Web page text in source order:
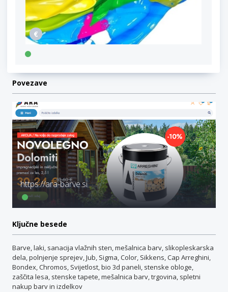
Povezave
https://ara-barve.si
Ključne besede
Barve, laki, sanacija vlažnih sten, mešalnica barv, slikopleskarska
dela, polnjenje sprejev, Jub, Sigma, Color, Sikkens, Cap Arreghini,
Bondex, Chromos, Svijetlost, bio 3d paneli, stenske obloge,
zaščita lesa, stenske tapete, mešalnica barv, trgovina, spletni
nakup barv in izdelkov